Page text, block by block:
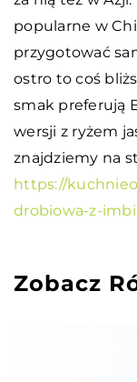
popularne w
przygotować
ostro to coś
smak preferują
wersji z ryżem
znajdziemy na
https://
drobiowa-z-
Zobacz